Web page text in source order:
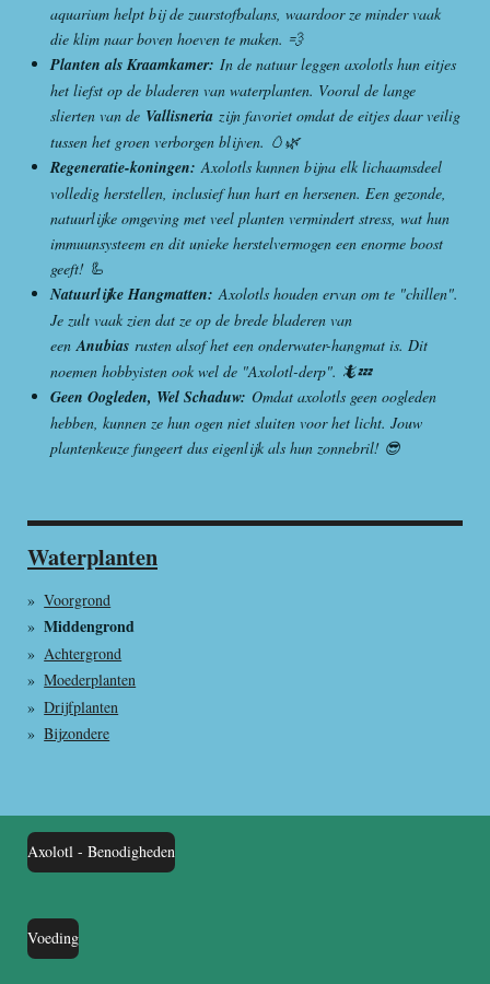
aquarium helpt bij de zuurstofbalans, waardoor ze minder vaak
die klim naar boven hoeven te maken. 💨
Planten als Kraamkamer: In de natuur leggen axolotls hun eitjes
het liefst op de bladeren van waterplanten. Vooral de lange
slierten van de Vallisneria zijn favoriet omdat de eitjes daar veilig
tussen het groen verborgen blijven. 🥚🌿
Regeneratie-koningen: Axolotls kunnen bijna elk lichaamsdeel
volledig herstellen, inclusief hun hart en hersenen. Een gezonde,
natuurlijke omgeving met veel planten vermindert stress, wat hun
immuunsysteem en dit unieke herstelvermogen een enorme boost
geeft! 🦾
Natuurlijke Hangmatten: Axolotls houden ervan om te "chillen".
Je zult vaak zien dat ze op de brede bladeren van
eenAnubias rusten alsof het een onderwater-hangmat is. Dit
noemen hobbyisten ook wel de "Axolotl-derp". 🦎💤
Geen Oogleden, Wel Schaduw: Omdat axolotls geen oogleden
hebben, kunnen ze hun ogen niet sluiten voor het licht. Jouw
plantenkeuze fungeert dus eigenlijk als hun zonnebril! 😎
Waterplanten
Voorgrond
Middengrond
Achtergrond
Moederplanten
Drijfplanten
Bijzondere
Axolotl - Benodigheden
Voeding